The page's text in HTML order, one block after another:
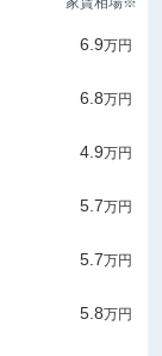
6.9万円
6.8万円
4.9万円
5.7万円
5.7万円
5.8万円